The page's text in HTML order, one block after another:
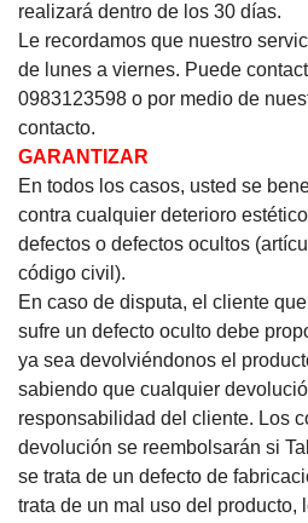
realizará dentro de los 30 días.
Le recordamos que nuestro
de lunes a viernes. Puede
0983123598 o por medio de
contacto.
GARANTIZAR
En todos los casos, usted se
contra cualquier deterioro
defectos o defectos ocultos
código civil).
En caso de disputa, el cliente
sufre un defecto oculto debe
ya sea devolviéndonos el
sabiendo que cualquier
responsabilidad del cliente. Los
devolución se reembolsarán si
se trata de un defecto de
trata de un mal uso del producto,